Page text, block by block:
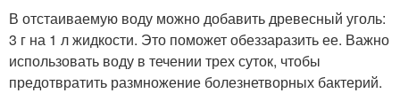
В отстаиваемую воду можно добавить древесный уголь:
3 г на 1 л жидкости. Это поможет обеззаразить ее. Важно
использовать воду в течении трех суток, чтобы
предотвратить размножение болезнетворных бактерий.